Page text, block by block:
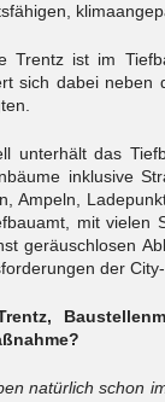
Trentz ist im
sich dabei neben
unterhält das
inklusive
Ampeln,
mit vielen
geräuschlosen
der
natürlich schon